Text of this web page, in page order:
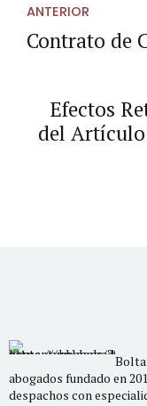
ANTERIOR
Contrato de
Efectos
del
abogados fundado en
despachos con